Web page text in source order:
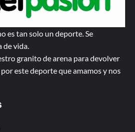
es tan solo un deporte. Se
vida.
granito de arena para devolver
este deporte que amamos y nos